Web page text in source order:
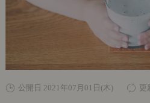
公開日 2021年07月01日(木) 更